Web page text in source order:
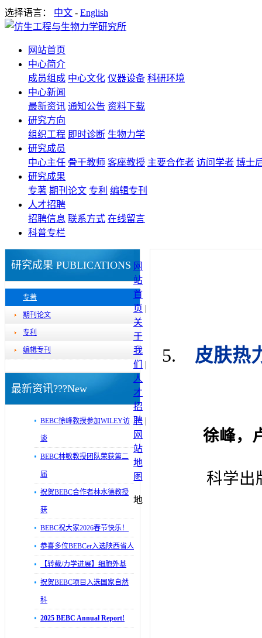
选择语言： 中文 - English
网站首页
中心简介
成员组成 中心文化 仪器设备 科研环境
中心新闻
最新资讯 通知公告 资料下载
研究方向
组织工程 即时诊断 生物力学
研究成员
中心主任 骨干教师 客座教授 主要合作者 访问学者 博士
研究成果
专著 期刊论文 专利 编辑专刊
人才招聘
招聘信息 联系方式 在线留言
科普专栏
研究成果 PUBLICATIONS
专著
期刊论文
专利
编辑专刊
最新资讯???New
BEBC徐峰教授参加WILEY访
谈
BEBC林敏教授团队荣获第二
届
祝贺BEBC合作者林水德教授
获
BEBC祝大家2026春节快乐！
恭喜多位BEBCer入选陕西省人
【转载/力学进展】细胞外基
祝贺BEBC项目入选国家自然
科
2025 BEBC Annual Report!
5. 皮肤热
徐峰，
科学出
网
站
首
页 |
关
于
我
们
|
人
才
招
聘 |
网
站
地
图
地